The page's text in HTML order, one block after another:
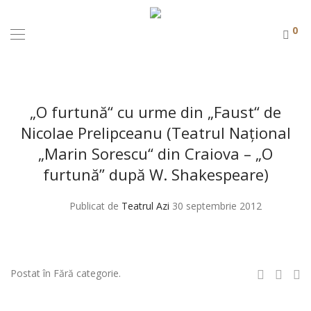
0
„O furtună“ cu urme din „Faust“ de
Nicolae Prelipceanu (Teatrul Naţional
„Marin Sorescu“ din Craiova – „O
furtună” după W. Shakespeare)
Publicat de Teatrul Azi 30 septembrie 2012
Postat în Fără categorie.